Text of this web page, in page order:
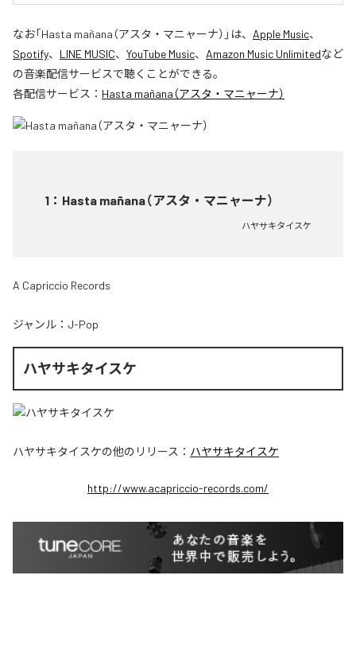
なお「Hasta mañana（アスタ・マニャーナ） 」は、 Apple Music、
Spotify、 LINE MUSIC、 YouTube Music、 Amazon Music Unlimitedなど
の音楽配信サービスで聴くことができる。
各配信サービス： Hasta mañana（アスタ・マニャーナ）
1 ： Hasta mañana（アスタ・マニャーナ）
ハヤサキタイスケ
A Capriccio Records
ジャンル： J-Pop
ハヤサキタイスケ
ハヤサキタイスケの他のリリース： ハヤサキタイスケ
http://www.acapriccio-records.com/